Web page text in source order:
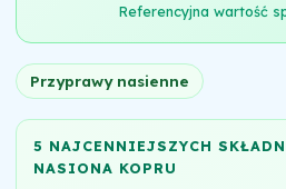
Referencyjna wartość
Przyprawy nasienne
5 NAJCENNIEJSZYCH
NASIONA KOPRU